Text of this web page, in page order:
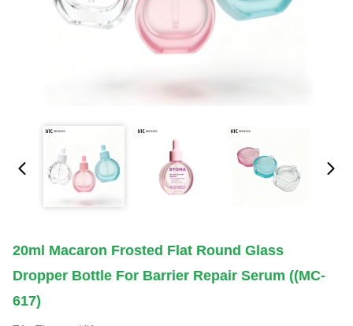
20ml Macaron Frosted Flat Round Glass
Dropper Bottle For Barrier Repair Serum ((MC-
617)